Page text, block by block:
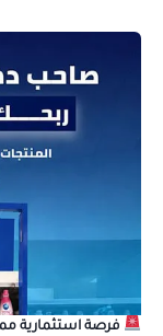
فرصة استثمارية